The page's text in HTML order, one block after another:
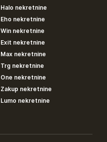
Halo nekretnine
Eho nekretnine
Win nekretnine
Exit nekretnine
Max nekretnine
Trg nekretnine
One nekretnine
Zakup nekretnine
Lumo nekretnine